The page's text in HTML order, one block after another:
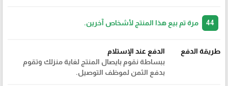
مرة تم بيع هذا المنتج لأشخاص آخرين.
طريقة الدفع
الدفع عند الإستلام
ببساطة نقوم بايصال المنتج لغاية منزلك وتقوم
بدفع الثمن لموظف التوصيل.